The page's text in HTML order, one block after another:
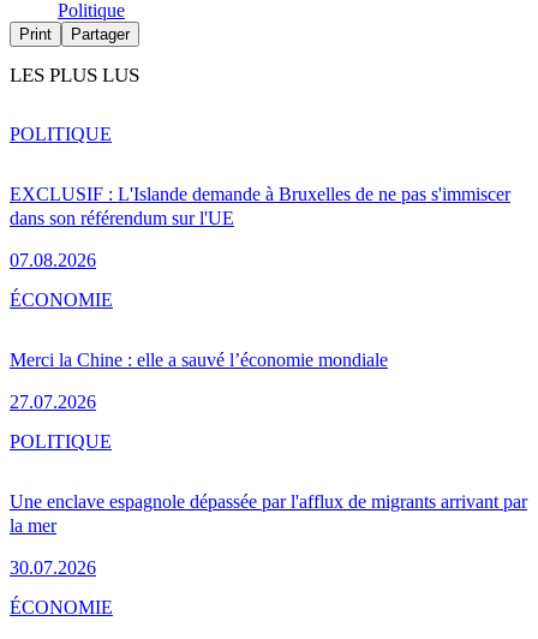
Politique
Print Partager
LES PLUS LUS
EXCLUSIF : L'Islande demande à Bruxelles de ne pas s'immiscer
dans son référendum sur l'UE
07.08.2026
POLITIQUE
Merci la Chine : elle a sauvé l’économie mondiale
27.07.2026
ÉCONOMIE
Une enclave espagnole dépassée par l'afflux de migrants arrivant par
la mer
30.07.2026
POLITIQUE
ÉCONOMIE